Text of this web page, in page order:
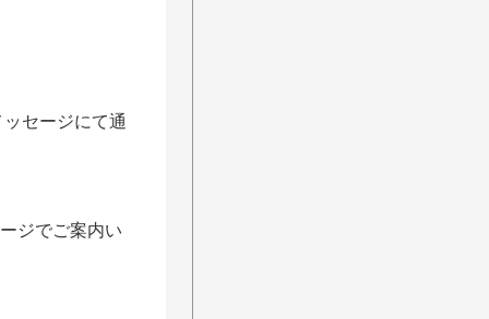
セージにて通
ジでご案内い